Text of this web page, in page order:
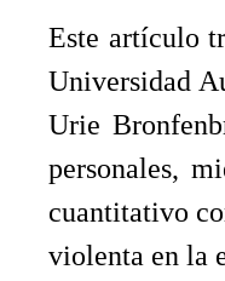
Este artículo
Universidad
Urie
personales,
cuantitativo
violenta en la